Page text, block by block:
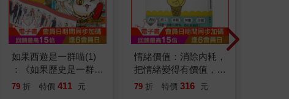
如果西遊是一群喵(1)
：《如果歷史是一群
喵》作者最新力作，附
79 折 特價 411 元
情緒價值：消除內耗，
把情緒變得有價值，跟
誰都能自在相處
79 折 特價 316 元